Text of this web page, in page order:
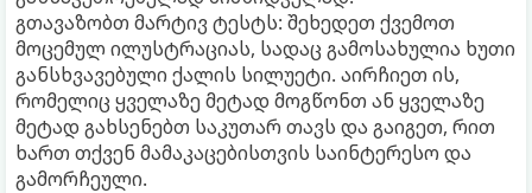
გთავაზობთ მარტივ ტესტს: შეხედეთ ქვემოთ
მოცემულ ილუსტრაციას, სადაც გამოსახულია ხუთი
განსხვავებული ქალის სილუეტი. აირჩიეთ ის,
რომელიც ყველაზე მეტად მოგწონთ ან ყველაზე
მეტად გახსენებთ საკუთარ თავს და გაიგეთ, რით
ხართ თქვენ მამაკაცებისთვის საინტერესო და
გამორჩეული.